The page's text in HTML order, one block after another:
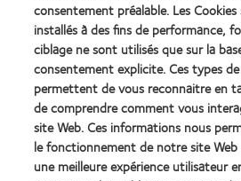
for
Leaders
(2012)
more
about
ODMA
2011
(2011)
Nos produits
consentement préalable. Les
installés à des fins de performance,
ciblage ne sont utilisés que sur la
consentement explicite. Ces types
permettent de vous reconnaitre en
de comprendre comment vous
site Web. Ces informations nous
le fonctionnement de notre site
une meilleure expérience utilisateur